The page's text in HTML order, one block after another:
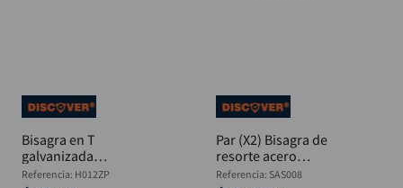
Bisagra en T
galvanizada
5"x1.2mm DISCOVER
Referencia: H012ZP
Par (X2) Bisagra de
resorte acero
inoxidable 4" x 3"
Referencia: SAS008